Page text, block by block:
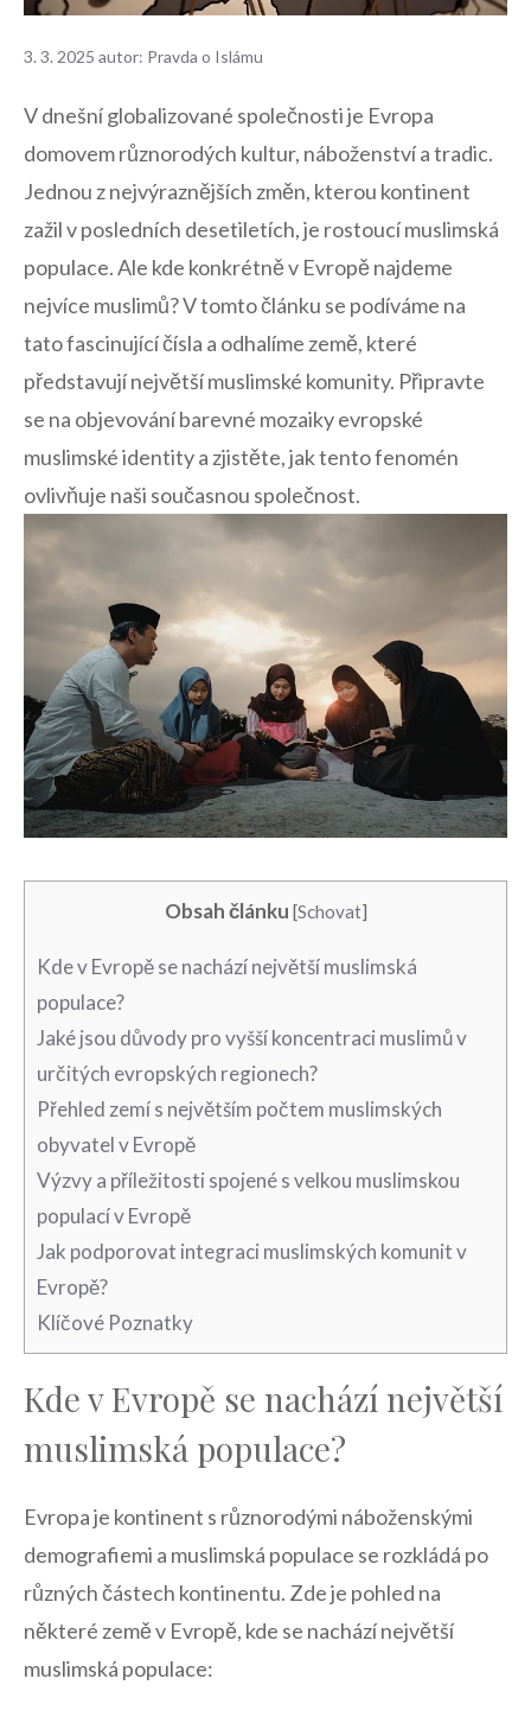
3. 3. 2025 autor: Pravda o Islámu
V dnešní globalizované společnosti⁤ je​ Evropa⁢
domovem různorodých kultur, náboženství ‍a tradic.
Jednou z‌ nejvýraznějších změn, ⁣kterou kontinent
zažil v posledních desetiletích, ‌je​ rostoucí muslimská
populace. ⁢Ale⁢ kde konkrétně v ‌Evropě ‍najdeme
nejvíce muslimů? V tomto článku se podíváme⁣ na
tato fascinující čísla a odhalíme země, které
představují ‍největší muslimské ⁤komunity. Připravte⁤
se na ⁣objevování ‍barevné mozaiky ​evropské⁤
muslimské identity⁤ a zjistěte, jak⁤ tento fenomén
ovlivňuje naši současnou společnost.
Obsah článku [Schovat]
Kde v Evropě se nachází největší muslimská
populace?
Jaké jsou důvody pro‍ vyšší koncentraci⁣ muslimů v
určitých ⁣evropských regionech?
Přehled ⁤zemí s největším počtem muslimských⁤
obyvatel v‌ Evropě
Výzvy a příležitosti‍ spojené ⁤s velkou ‌muslimskou
populací v‌ Evropě
Jak ⁤podporovat integraci muslimských komunit ‍v
Evropě?
Klíčové ⁤Poznatky
Kde v Evropě se nachází největší
muslimská populace?
Evropa je⁤ kontinent s různorodými ‌náboženskými
‍demografiemi a ⁣muslimská ⁢populace se rozkládá po
různých částech kontinentu.‌ Zde je pohled na
některé země v Evropě, kde se nachází⁣ největší
muslimská populace: